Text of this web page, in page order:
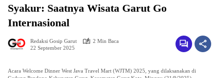
Syakur: Saatnya Wisata Garut Go
Internasional
Redaksi Gosip Garut
2 Min Baca
22 September 2025
‎Acara Welcome Dinner West Java Travel Mart (WJTM) 2025, yang dilaksanakan di